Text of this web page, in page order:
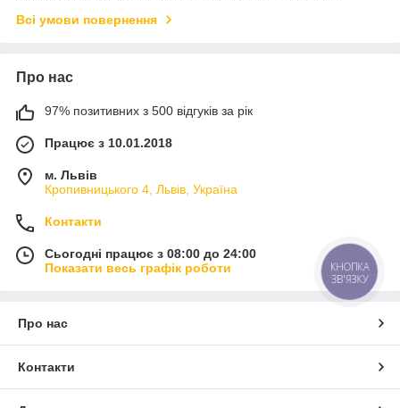
Всі умови повернення
Про нас
97% позитивних з 500 відгуків за рік
Працює з 10.01.2018
м. Львів
Кропивницького 4, Львів, Україна
Контакти
Сьогодні працює з 08:00 до 24:00
Показати весь графік роботи
Про нас
Контакти
КНОПКА
ЗВ'ЯЗКУ